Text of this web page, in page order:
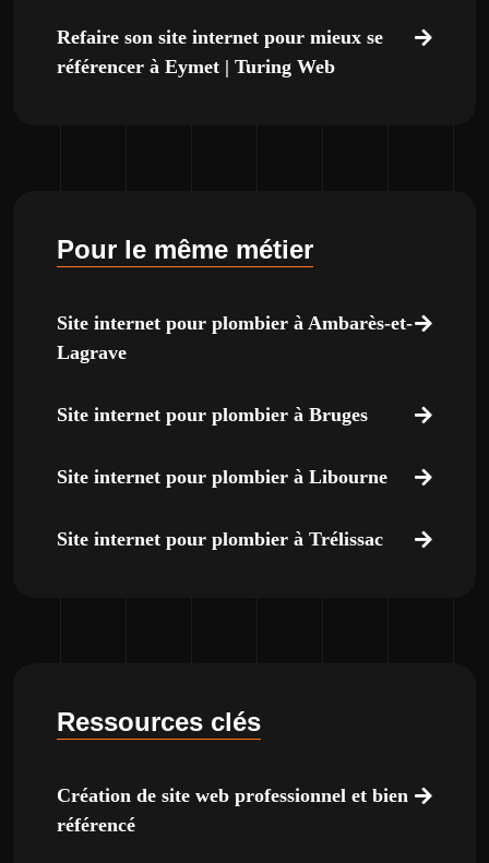
Refaire son site internet pour mieux se
référencer à Eymet | Turing Web
Pour le même métier
Site internet pour plombier à Ambarès-et-
Lagrave
Site internet pour plombier à Bruges
Site internet pour plombier à Libourne
Site internet pour plombier à Trélissac
Ressources clés
Création de site web professionnel et bien
référencé